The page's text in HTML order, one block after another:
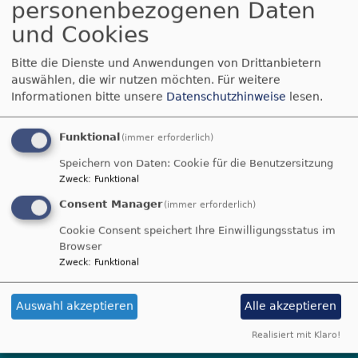
Mitarbeitergrillfest
am 17. Juli 2025
personenbezogenen Daten
und Cookies
Bitte die Dienste und Anwendungen von Drittanbietern
auswählen, die wir nutzen möchten. Für weitere
Informationen bitte unsere Datenschutzhinweise lesen.
Funktional (immer erforderlich)
Speichern von Daten: Cookie für die Benutzersitzung
Zweck: Funktional
Consent Manager (immer erforderlich)
Cookie Consent speichert Ihre Einwilligungsstatus im
Browser
Zweck: Funktional
Auswahl akzeptieren Alle akzeptieren
Realisiert mit Klaro!